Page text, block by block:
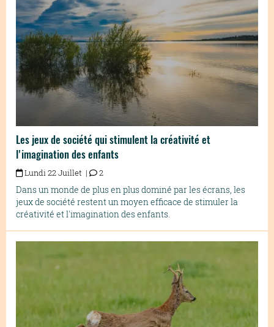
Les jeux de société qui stimulent la créativité et
l'imagination des enfants
Lundi 22 Juillet | 2
Dans un monde de plus en plus dominé par les écrans, les
jeux de société restent un moyen efficace de stimuler la
créativité et l'imagination des enfants.